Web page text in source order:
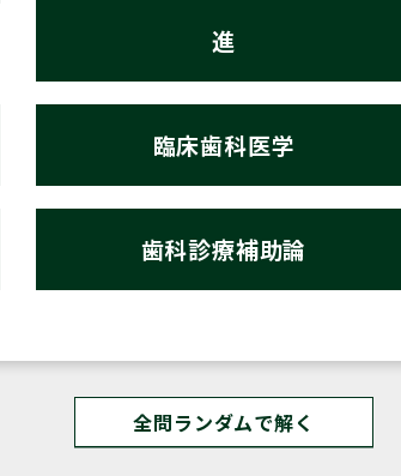
進
臨床歯科医学
歯科診療補助論
全問ランダムで解く